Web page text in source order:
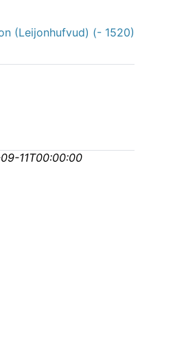
(Leijonhufvud) (- 1520)
11T00:00:00